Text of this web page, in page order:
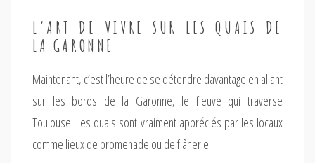
L’ART DE VIVRE SUR LES QUAIS DE
LA GARONNE
Maintenant, c’est l’heure de se détendre davantage en allant
sur les bords de la Garonne, le fleuve qui traverse
Toulouse. Les quais sont vraiment appréciés par les locaux
comme lieux de promenade ou de flânerie.